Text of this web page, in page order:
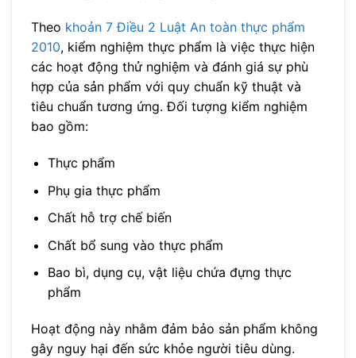
Theo khoản 7 Điều 2 Luật An toàn thực phẩm
2010, kiểm nghiệm thực phẩm là việc thực hiện
các hoạt động thử nghiệm và đánh giá sự phù
hợp của sản phẩm với quy chuẩn kỹ thuật và
tiêu chuẩn tương ứng. Đối tượng kiểm nghiệm
bao gồm:
Thực phẩm
Phụ gia thực phẩm
Chất hỗ trợ chế biến
Chất bổ sung vào thực phẩm
Bao bì, dụng cụ, vật liệu chứa đựng thực
phẩm
Hoạt động này nhằm đảm bảo sản phẩm không
gây nguy hại đến sức khỏe người tiêu dùng.